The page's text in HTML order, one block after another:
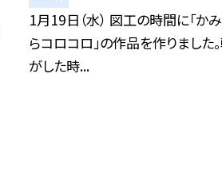
1月19日（水） 図工の時間に「か
らコロコロ」の作品を作りました
がした時...